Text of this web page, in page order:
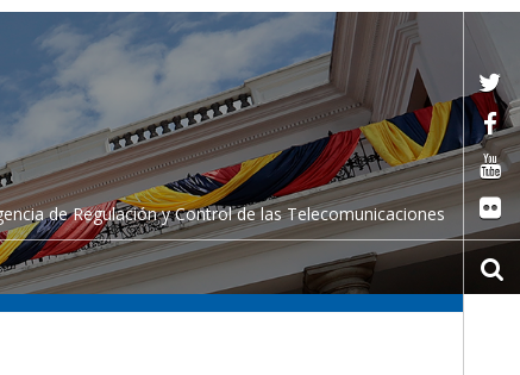
de Regulación y Control de las Telecomunicaciones